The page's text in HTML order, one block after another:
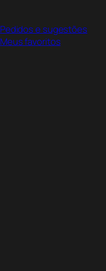
Pedidos e sugestões
Meus favoritos